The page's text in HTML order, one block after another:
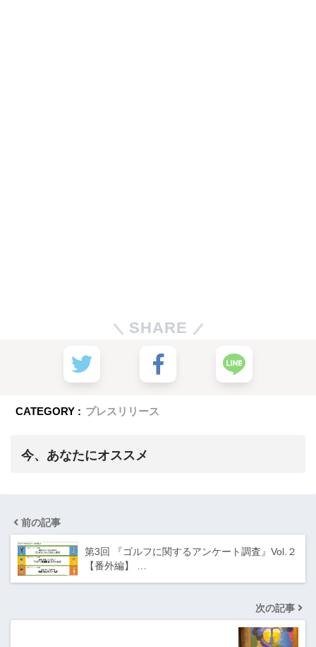
SHARE
CATEGORY : プレスリリース
今、あなたにオススメ
前の記事
第3回 『ゴルフに関するアンケート調査』Vol.２
【番外編】 …
次の記事